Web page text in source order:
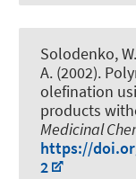
Solodenko,
A. (2002).
olefination
products
Medicinal
https://
2